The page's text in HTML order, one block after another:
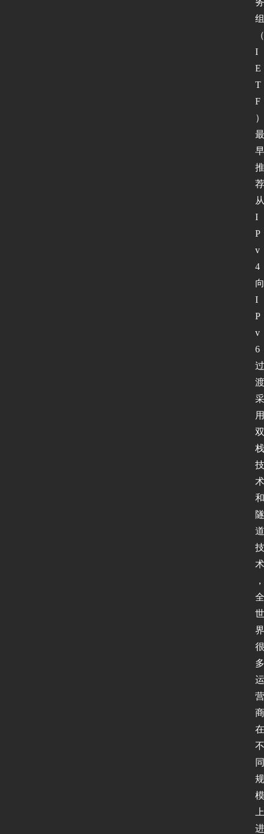
务
组
（
I
E
T
F
）
最
早
推
荐
从
I
P
v
4
向
I
P
v
6
过
渡
采
用
双
栈
技
术
和
隧
道
技
术
，
全
世
界
很
多
运
营
商
在
不
同
规
模
上
进